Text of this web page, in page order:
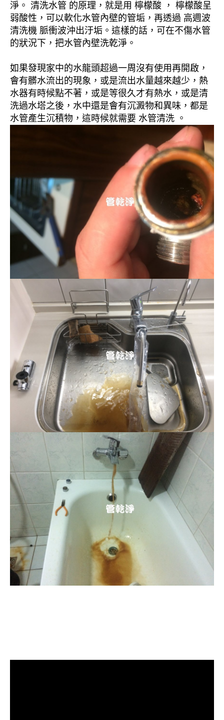
淨。 清洗水管 的原理，就是用 檸檬酸 ， 檸檬酸呈
弱酸性，可以軟化水管內壁的管垢，再透過 高週波
清洗機 脈衝波沖出汙垢。這樣的話，可在不傷水管
的狀況下，把水管內壁洗乾淨。
如果發現家中的水龍頭超過一周沒有使用再開啟，
會有髒水流出的現象，或是流出水量越來越少，熱
水器有時候點不著，或是等很久才有熱水，或是清
洗過水塔之後，水中還是會有沉澱物和異味，都是
水管產生沉積物，這時候就需要 水管清洗 。